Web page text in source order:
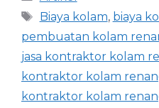
Biaya kolam, biaya
pembuatan kolam
jasa kontraktor kolam
kontraktor kolam
kontraktor kolam